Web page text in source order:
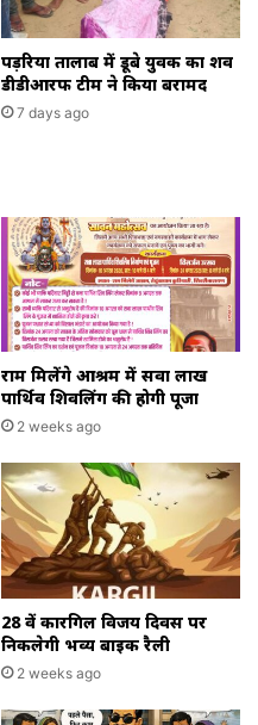
पड़रिया तालाब में डूबे युवक का शव
डीडीआरफ टीम ने किया बरामद
7 days ago
राम मिलेंगे आश्रम में सवा लाख
पार्थिव शिवलिंग की होगी पूजा
2 weeks ago
28 वें कारगिल विजय दिवस पर
निकलेगी भव्य बाइक रैली
2 weeks ago